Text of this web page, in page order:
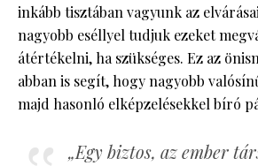
inkább tisztában vagyunk az
nagyobb eséllyel tudjuk ezeket
átértékelni, ha szükséges. Ez az
abban is segít, hogy nagyobb
majd hasonló elképzelésekkel bíró
„Egy biztos, az ember